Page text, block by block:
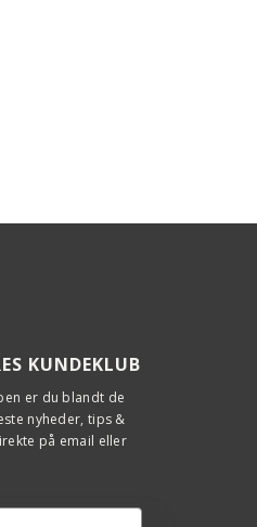
KUNDEKLUB
er du blandt de
nyheder, tips &
på email eller